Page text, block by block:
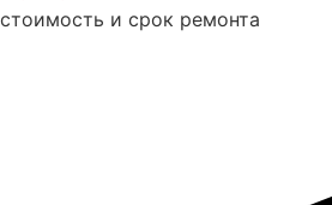
стоимость и срок ремонта